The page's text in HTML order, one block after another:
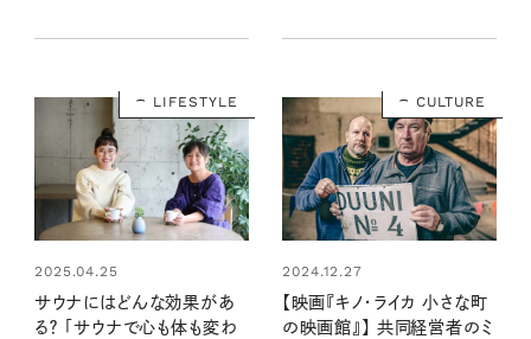
「おふろcafé utatane」後
う寄り道サウナ
ばやしあやなさん対談
LIFESTYLE
2025.04.25
サウナにはどんな効果があ
る？ 「サウナで心も体も変わ
CULTURE
2024.12.27
【映画『キノ・ライカ 小さな町
の映画館』】 共同経営者のミ